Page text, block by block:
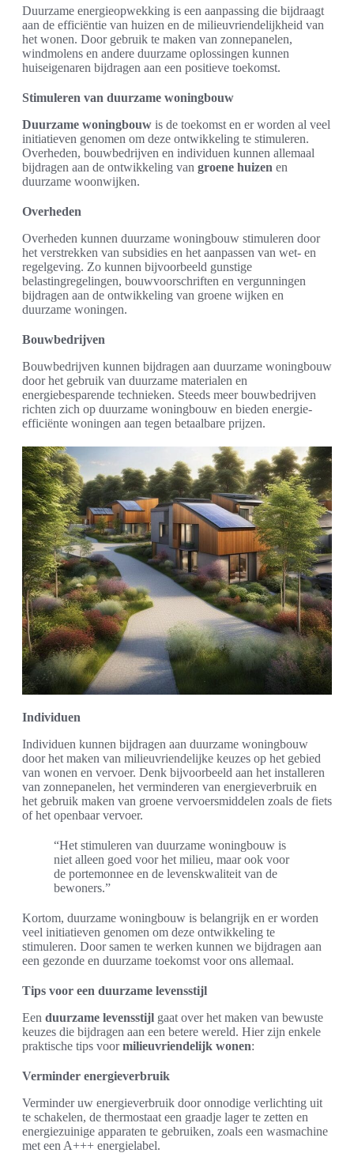
Duurzame energieopwekking is een aanpassing die bijdraagt
aan de efficiëntie van huizen en de milieuvriendelijkheid van
het wonen. Door gebruik te maken van zonnepanelen,
windmolens en andere duurzame oplossingen kunnen
huiseigenaren bijdragen aan een positieve toekomst.
Stimuleren van duurzame woningbouw
Duurzame woningbouw is de toekomst en er worden al veel
initiatieven genomen om deze ontwikkeling te stimuleren.
Overheden, bouwbedrijven en individuen kunnen allemaal
bijdragen aan de ontwikkeling van groene huizen en
duurzame woonwijken.
Overheden
Overheden kunnen duurzame woningbouw stimuleren door
het verstrekken van subsidies en het aanpassen van wet- en
regelgeving. Zo kunnen bijvoorbeeld gunstige
belastingregelingen, bouwvoorschriften en vergunningen
bijdragen aan de ontwikkeling van groene wijken en
duurzame woningen.
Bouwbedrijven
Bouwbedrijven kunnen bijdragen aan duurzame woningbouw
door het gebruik van duurzame materialen en
energiebesparende technieken. Steeds meer bouwbedrijven
richten zich op duurzame woningbouw en bieden energie-
efficiënte woningen aan tegen betaalbare prijzen.
Individuen
Individuen kunnen bijdragen aan duurzame woningbouw
door het maken van milieuvriendelijke keuzes op het gebied
van wonen en vervoer. Denk bijvoorbeeld aan het installeren
van zonnepanelen, het verminderen van energieverbruik en
het gebruik maken van groene vervoersmiddelen zoals de fiets
of het openbaar vervoer.
“Het stimuleren van duurzame woningbouw is
niet alleen goed voor het milieu, maar ook voor
de portemonnee en de levenskwaliteit van de
bewoners.”
Kortom, duurzame woningbouw is belangrijk en er worden
veel initiatieven genomen om deze ontwikkeling te
stimuleren. Door samen te werken kunnen we bijdragen aan
een gezonde en duurzame toekomst voor ons allemaal.
Tips voor een duurzame levensstijl
Een duurzame levensstijl gaat over het maken van bewuste
keuzes die bijdragen aan een betere wereld. Hier zijn enkele
praktische tips voormilieuvriendelijk wonen:
Verminder energieverbruik
Verminder uw energieverbruik door onnodige verlichting uit
te schakelen, de thermostaat een graadje lager te zetten en
energiezuinige apparaten te gebruiken, zoals een wasmachine
met een A+++ energielabel.